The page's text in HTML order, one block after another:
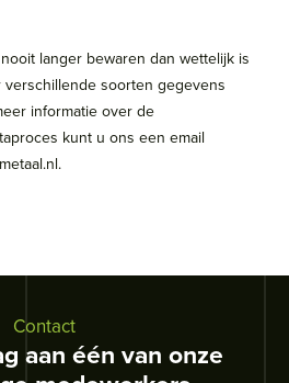
langer bewaren dan wettelijk is
soorten gegevens
informatie over de
kunt u ons een email
Contact
aan één van onze